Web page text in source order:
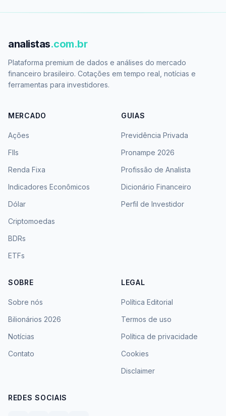
analistas.com.br
Plataforma premium de dados e análises do mercado
financeiro brasileiro. Cotações em tempo real, notícias e
ferramentas para investidores.
MERCADO
Ações
FIIs
Renda Fixa
Indicadores Econômicos
Dólar
Criptomoedas
BDRs
ETFs
GUIAS
Previdência Privada
Pronampe 2026
Profissão de Analista
Dicionário Financeiro
Perfil de Investidor
SOBRE
Sobre nós
Bilionários 2026
Notícias
Contato
LEGAL
Política Editorial
Termos de uso
Política de privacidade
Cookies
Disclaimer
REDES SOCIAIS